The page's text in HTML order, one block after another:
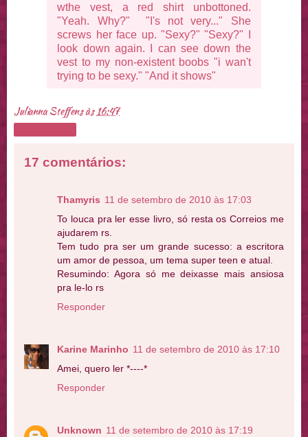
wthe vest, a red shirt unbottoned.
"Yeah. Why?" "I's not very..." She
screws her face up. "Sexy?" "Sexy?" I
look down again. I can see down the
vest to my non-existent boobs "i wan't
trying to be sexy." "And it shows"
Julianna Steffensàs16:47
17 comentários:
Thamyris 11 de setembro de 2010 às 17:03
To louca pra ler esse livro, só resta os Correios me
ajudarem rs.
Tem tudo pra ser um grande sucesso: a escritora
um amor de pessoa, um tema super teen e atual.
Resumindo: Agora só me deixasse mais ansiosa
pra le-lo rs
Responder
Karine Marinho 11 de setembro de 2010 às 17:10
Amei, quero ler *----*
Responder
Unknown 11 de setembro de 2010 às 17:19